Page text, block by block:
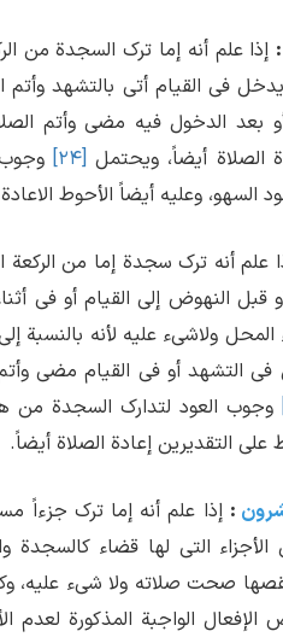
إذا علم أنه إما ترک السجدة من
فی القیام أتی بالتشهد
أو بعد الدخول فیه مضی وأتم
الصلاة أیضاً، ویحتمل [۲۴]
وجوب
وعلیه أیضاً الأحوط
علم أنه ترک سجدة إما من
قبل النهوض إلی القیام أو فی
المحل ولاشیء علیه لأنه بالنسبة
التشهد أو فی القیام مضی
وجوب العود لتدارک السجدة من
التقدیرین إعادة الصلاة أیضاً.
: إذا علم أنه إما ترک جزءاً
التی لها قضاء کالسجدة
صحت صلاته ولا شیء علیه،
الواجبة المذکورة لعدم